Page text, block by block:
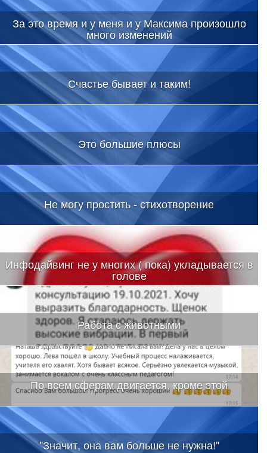
За это время и у меня и у Максима произошло
много изменений
Счастье бывает и таким!
Это большие плюсы
Не могу простить - стихотворение
Инфодайвинг не у многих ( пока) укладывается в
голове
Работа с животными
По всем сферам двигается, кроме этой
"Значит, она вам больше не нужна!"